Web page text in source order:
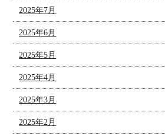
2025年7月
2025年6月
2025年5月
2025年4月
2025年3月
2025年2月